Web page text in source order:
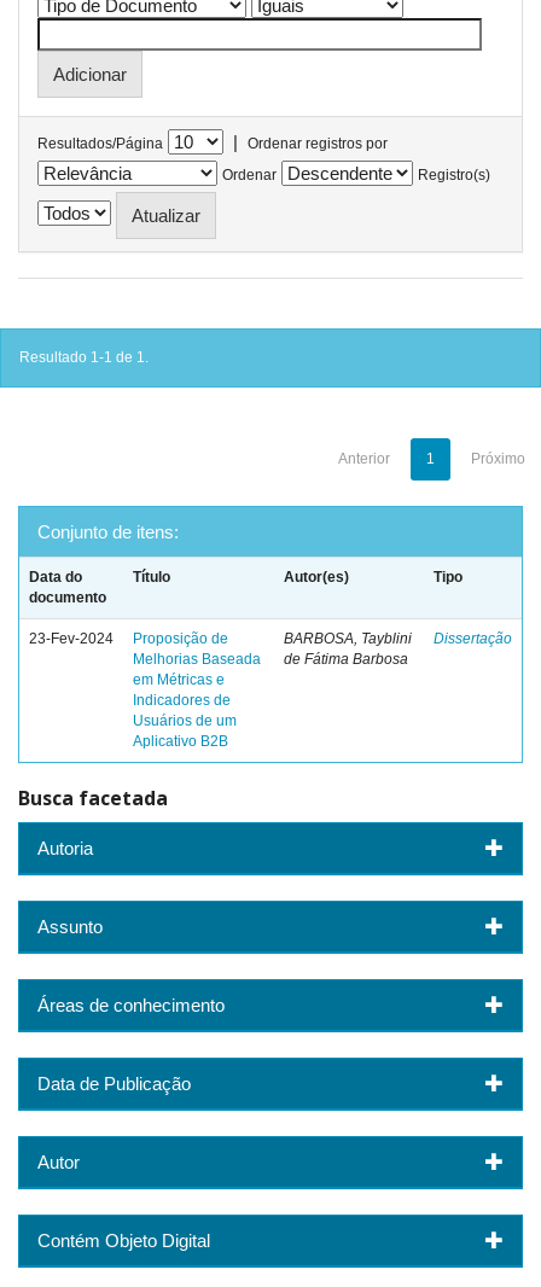
Resultados/Página |
Ordenar registros por
Ordenar
Registro(s)
Resultado 1-1 de 1.
Anterior 1 Próximo
Conjunto de itens:
Data do
documento
Título Autor(es) Tipo
23-Fev-2024
Proposição de
Melhorias Baseada
em Métricas e
Indicadores de
Usuários de um
Aplicativo B2B
BARBOSA, Tayblini
de Fátima Barbosa
Dissertação
Busca facetada
Autoria
Assunto
Áreas de conhecimento
Data de Publicação
Autor
Contém Objeto Digital